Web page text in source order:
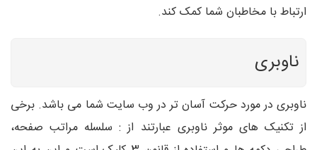
ارتباط با مخاطبان شما کمک کند.
ناوبری
ناوبری در مورد حرکت آسان تر در وب سایت شما می باشد. برخی
از تکنیک های موثر ناوبری عبارتند از : سلسله مراتب صفحه،